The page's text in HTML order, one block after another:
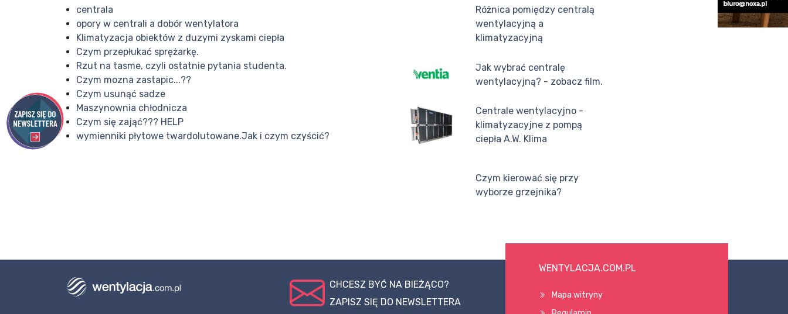
centrala
opory w centrali a dobór wentylatora
Klimatyzacja obiektów z duzymi zyskami ciepła
Czym przepłukać sprężarkę.
Rzut na tasme, czyli ostatnie pytania studenta.
Czym mozna zastapic...??
Czym usunąć sadze
Maszynownia chłodnicza
Czym się zająć??? HELP
wymienniki płytowe twardolutowane.Jak i czym czyścić?
Różnica pomiędzy centralą
wentylacyjną a
klimatyzacyjną
Jak wybrać centralę
wentylacyjną? - zobacz film.
Centrale wentylacyjno -
klimatyzacyjne z pompą
ciepła A.W. Klima
Czym kierować się przy
wyborze grzejnika?
CHCESZ BYĆ NA BIEŻĄCO?
ZAPISZ SIĘ DO NEWSLETTERA
WENTYLACJA.COM.PL
Mapa witryny